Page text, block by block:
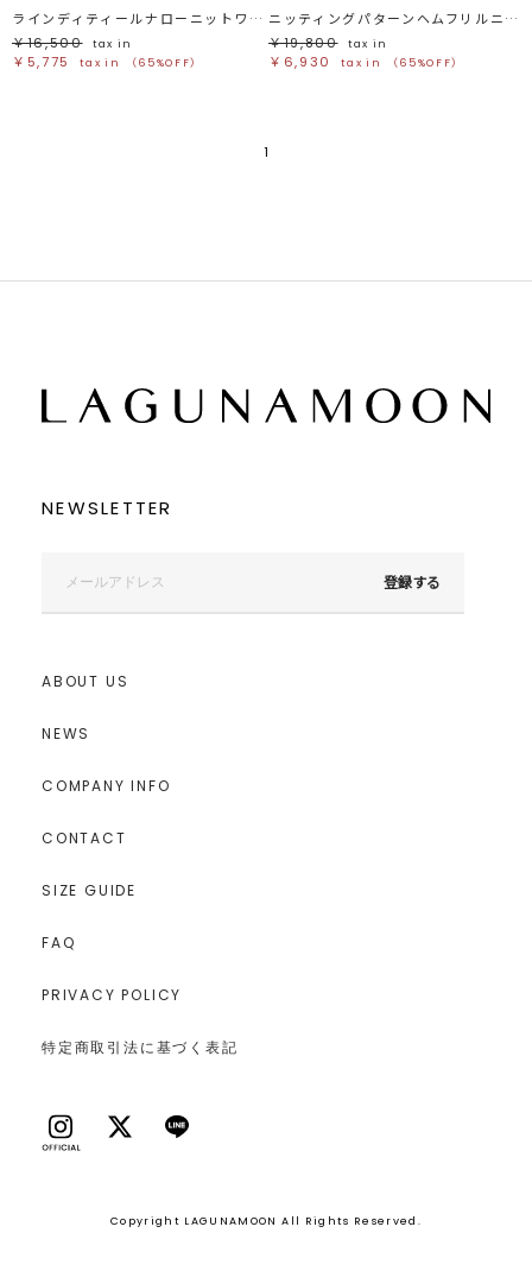
ラインディティールナローニットワンピース
￥16,500
tax in
￥5,775 tax in （65%OFF）
ニッティングパターンヘムフリルニットワンピース
￥19,800
tax in
￥6,930 tax in （65%OFF）
1
NEWSLETTER
登録する
ABOUT US
NEWS
COMPANY INFO
CONTACT
SIZE GUIDE
FAQ
PRIVACY POLICY
特定商取引法に基づく表記
Copyright LAGUNAMOON All Rights Reserved.